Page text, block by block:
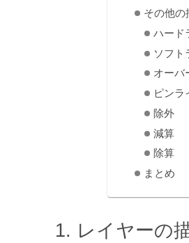
その他の
ハード
ソフト
オーバ
ピンラ
除外
減算
除算
まとめ
レイヤーの